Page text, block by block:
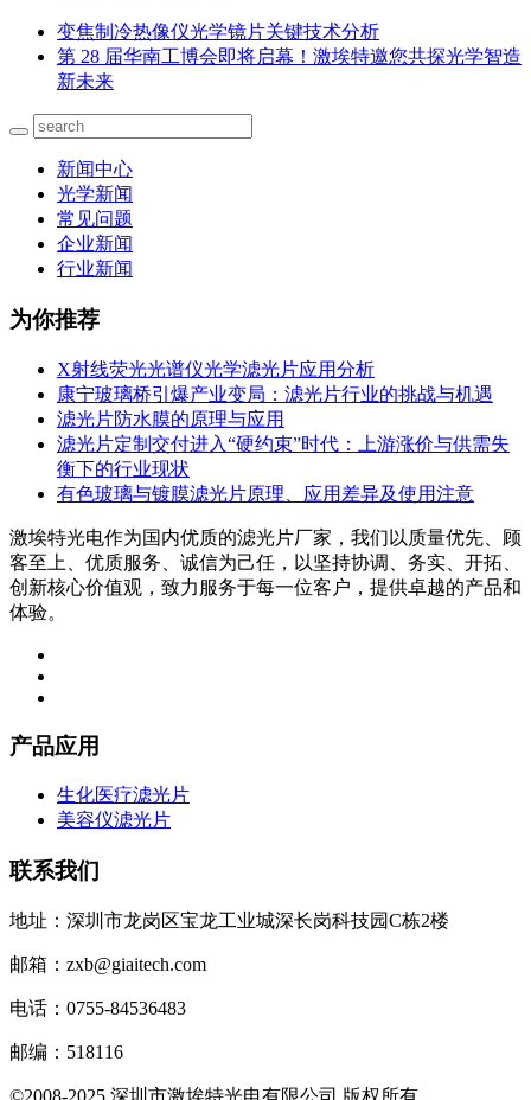
变焦制冷热像仪光学镜片关键技术分析
第 28 届华南工博会即将启幕！激埃特邀您共探光学智造
新未来
新闻中心
光学新闻
常见问题
企业新闻
行业新闻
为你推荐
X射线荧光光谱仪光学滤光片应用分析
康宁玻璃桥引爆产业变局：滤光片行业的挑战与机遇
滤光片防水膜的原理与应用
滤光片定制交付进入“硬约束”时代：上游涨价与供需失
衡下的行业现状
有色玻璃与镀膜滤光片原理、应用差异及使用注意
激埃特光电作为国内优质的滤光片厂家，我们以质量优先、顾
客至上、优质服务、诚信为己任，以坚持协调、务实、开拓、
创新核心价值观，致力服务于每一位客户，提供卓越的产品和
体验。
产品应用
生化医疗滤光片
美容仪滤光片
联系我们
地址：深圳市龙岗区宝龙工业城深长岗科技园C栋2楼
邮箱：zxb@giaitech.com
电话：0755-84536483
邮编：518116
©2008-2025 深圳市激埃特光电有限公司 版权所有